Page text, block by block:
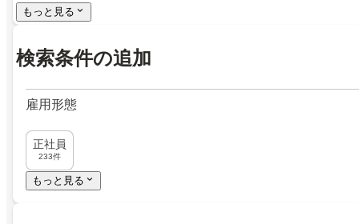
もっと見る
検索条件の追加
雇用形態
正社員
233件
もっと見る